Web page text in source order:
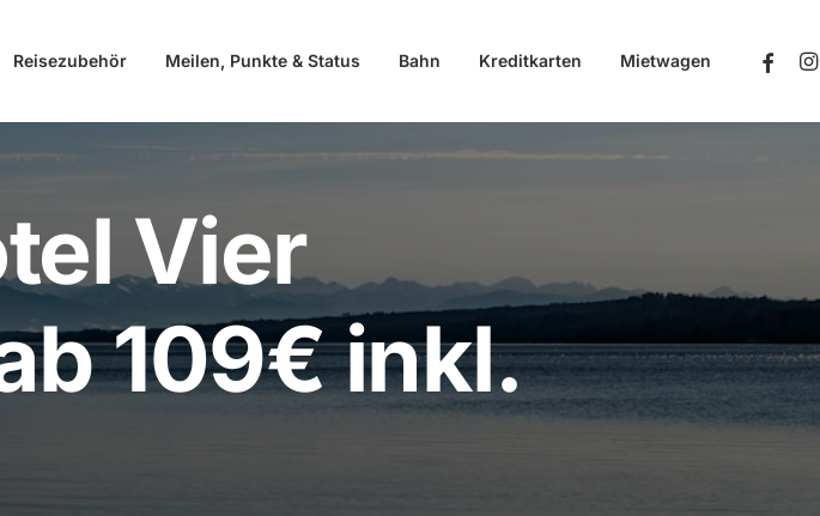
Reisezubehör Meilen, Punkte & Status Bahn Kreditkarten Mietwagen
Vier
109€ inkl.